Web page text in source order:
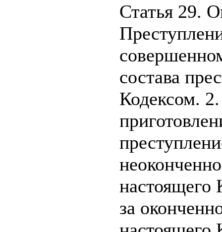
Статья 29.
состава
Кодексом.
настоящего
за